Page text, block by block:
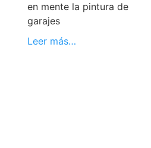
en mente la pintura de
garajes
Leer más…